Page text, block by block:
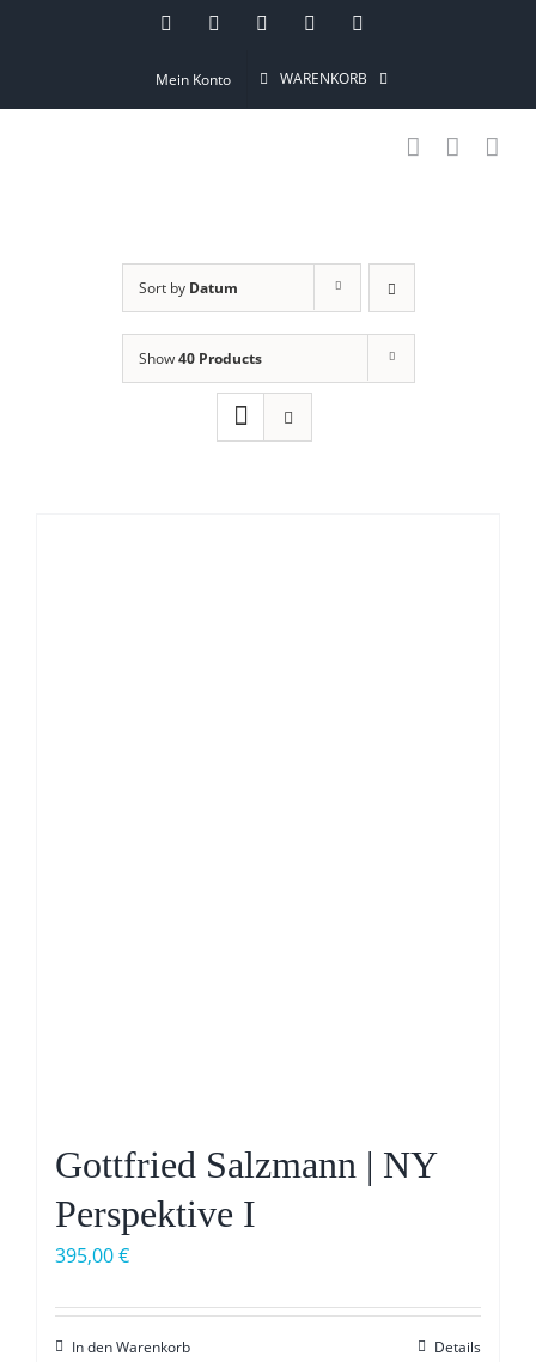
InstagramPinterestFacebookYouTube
Mein Konto WARENKORB
Sort by Datum
Show40 Products
Gottfried Salzmann | NY
Perspektive I
395,00€
In den Warenkorb Details